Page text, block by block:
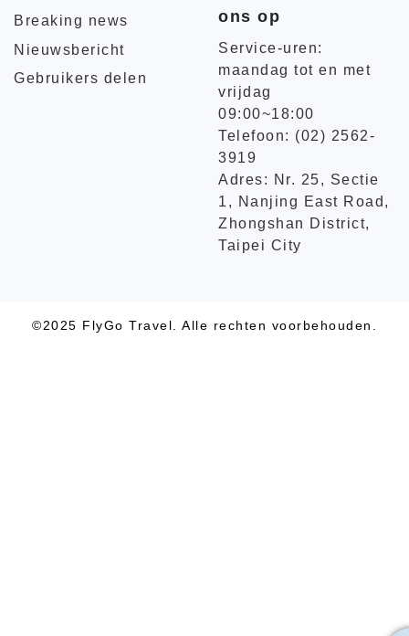
Breaking news
Nieuwsbericht
Gebruikers delen
ons op
Service-uren:
maandag tot en met
vrijdag
09:00~18:00
Telefoon: (02) 2562-
3919
Adres: Nr. 25, Sectie
1, Nanjing East Road,
Zhongshan District,
Taipei City
©2025 FlyGo Travel. Alle rechten voorbehouden.